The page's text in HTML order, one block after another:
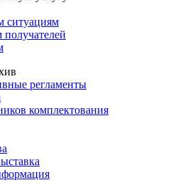
ситуациям
регламенты
комплектования